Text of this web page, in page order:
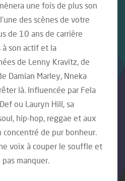
une fois de plus son
des scènes de votre
de 10 ans de carrière
à son actif et la
de Lenny Kravitz, de
Damian Marley, Nneka
là. Influencée par Fela
ou Lauryn Hill, sa
hip-hop, reggae et aux
de pur bonheur.
voix à couper le souffle et
manquer.